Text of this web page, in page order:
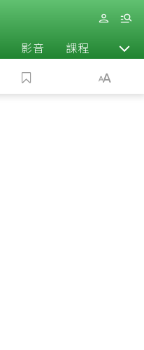
影音 課程 退休